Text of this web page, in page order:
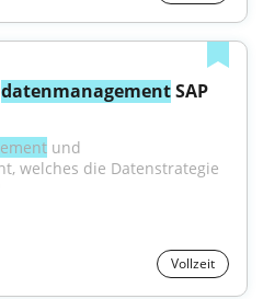
datenmanagement SAP
und
welches die Datenstrategie
Vollzeit